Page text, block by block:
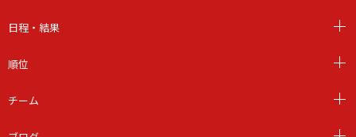
日程・結果
順位
チーム